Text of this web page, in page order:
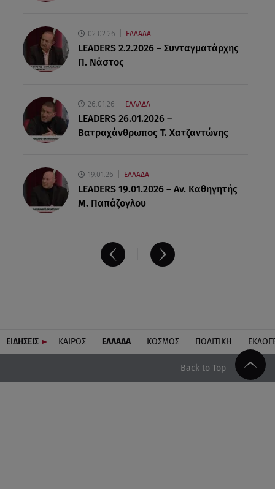
06.08.26 , 09:03
Μαρία Κάλλας: Όταν η ντίβα της όπερας μίλησε
σπαστά ελληνικά στο ραδιόφωνο
06.08.26 , 08:58
Τι είναι το «πολωμένο μελτέμι», που
τροφοδότησε τις φωτιές σε Αττικοβοιωτία
02.02.26 ΕΛΛΑΔΑ
LEADERS 2.2.2026 – Συνταγματάρχης
Π. Νάστος
26.01.26 ΕΛΛΑΔΑ
LEADERS 26.01.2026 –
Βατραχάνθρωπος Τ. Χατζαντώνης
19.01.26 ΕΛΛΑΔΑ
LEADERS 19.01.2026 – Αν. Καθηγητής
Μ. Παπάζογλου
ΕΙΔΗΣΕΙΣ ΚΑΙΡΟΣ ΕΛΛΑΔΑ ΚΟΣΜΟΣ ΠΟΛΙΤΙΚΗ
Back to Top